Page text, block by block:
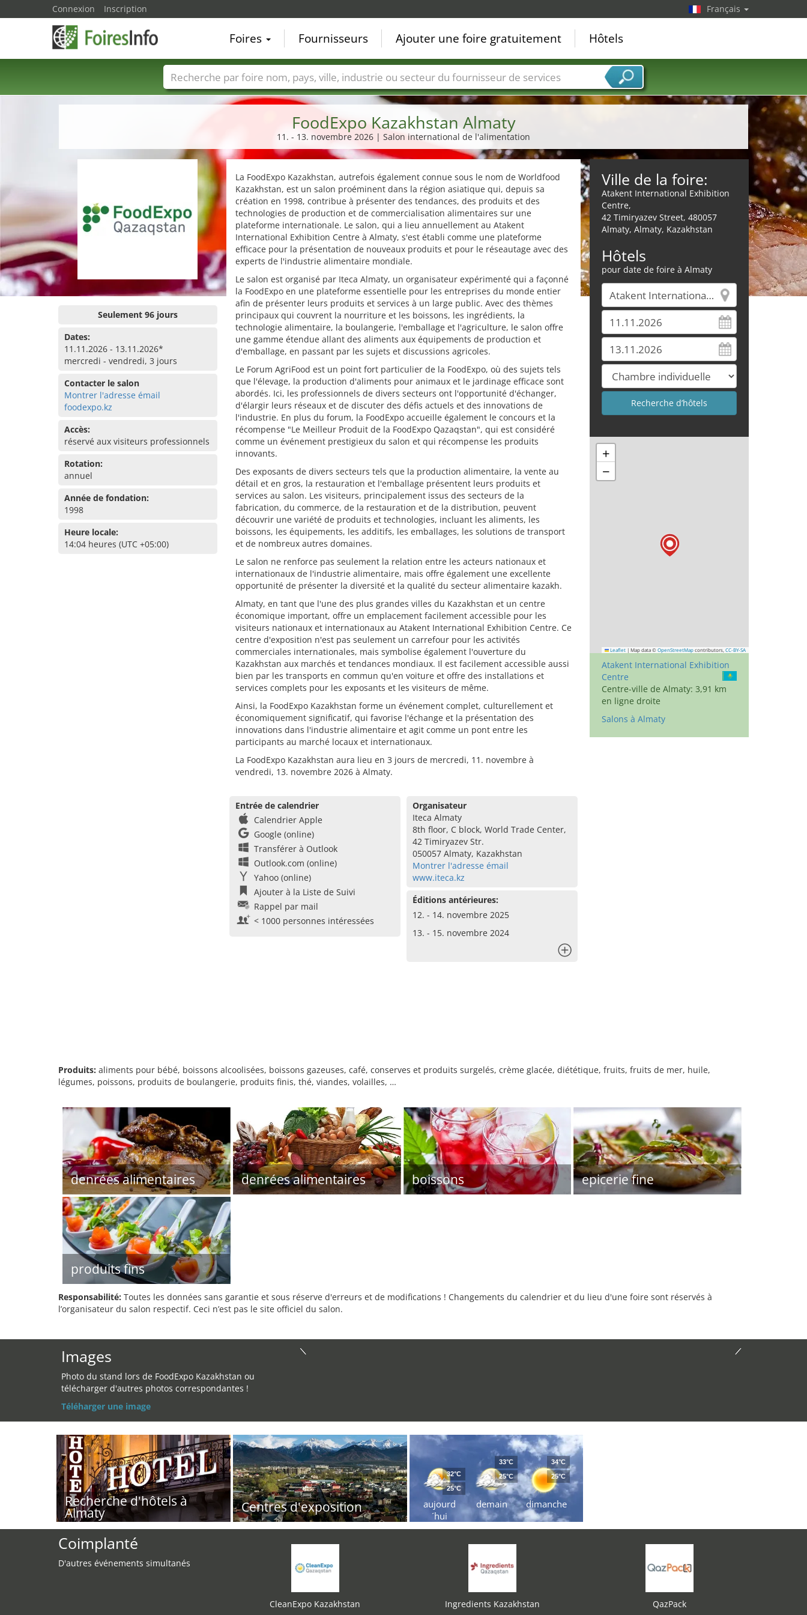
FoodExpo Kazakhstan Almaty
11. - 13. novembre 2026 | Salon international de l'alimentation
Seulement 96 jours
Dates:
11.11.2026 - 13.11.2026*
mercredi - vendredi, 3 jours
Contacter le salon
Montrer l'adresse émail
foodexpo.kz
Accès:
réservé aux visiteurs professionnels
Rotation:
annuel
Année de fondation:
1998
Heure locale:
14:04 heures (UTC +05:00)
La FoodExpo Kazakhstan, autrefois également connue sous le nom de Worldfood
Kazakhstan, est un salon proéminent dans la région asiatique qui, depuis sa
création en 1998, contribue à présenter des tendances, des produits et des
technologies de production et de commercialisation alimentaires sur une
plateforme internationale. Le salon, qui a lieu annuellement au Atakent
International Exhibition Centre à Almaty, s'est établi comme une plateforme
efficace pour la présentation de nouveaux produits et pour le réseautage avec des
experts de l'industrie alimentaire mondiale.
Le salon est organisé par Iteca Almaty, un organisateur expérimenté qui a façonné
la FoodExpo en une plateforme essentielle pour les entreprises du monde entier
afin de présenter leurs produits et services à un large public. Avec des thèmes
principaux qui couvrent la nourriture et les boissons, les ingrédients, la
technologie alimentaire, la boulangerie, l'emballage et l'agriculture, le salon offre
une gamme étendue allant des aliments aux équipements de production et
d'emballage, en passant par les sujets et discussions agricoles.
Le Forum AgriFood est un point fort particulier de la FoodExpo, où des sujets tels
que l'élevage, la production d'aliments pour animaux et le jardinage efficace sont
abordés. Ici, les professionnels de divers secteurs ont l'opportunité d'échanger,
d'élargir leurs réseaux et de discuter des défis actuels et des innovations de
l'industrie. En plus du forum, la FoodExpo accueille également le concours et la
récompense "Le Meilleur Produit de la FoodExpo Qazaqstan", qui est considéré
comme un événement prestigieux du salon et qui récompense les produits
innovants.
Des exposants de divers secteurs tels que la production alimentaire, la vente au
détail et en gros, la restauration et l'emballage présentent leurs produits et
services au salon. Les visiteurs, principalement issus des secteurs de la
fabrication, du commerce, de la restauration et de la distribution, peuvent
découvrir une variété de produits et technologies, incluant les aliments, les
boissons, les équipements, les additifs, les emballages, les solutions de transport
et de nombreux autres domaines.
Le salon ne renforce pas seulement la relation entre les acteurs nationaux et
internationaux de l'industrie alimentaire, mais offre également une excellente
opportunité de présenter la diversité et la qualité du secteur alimentaire kazakh.
Almaty, en tant que l'une des plus grandes villes du Kazakhstan et un centre
économique important, offre un emplacement facilement accessible pour les
visiteurs nationaux et internationaux au Atakent International Exhibition Centre. Ce
centre d'exposition n'est pas seulement un carrefour pour les activités
commerciales internationales, mais symbolise également l'ouverture du
Kazakhstan aux marchés et tendances mondiaux. Il est facilement accessible aussi
bien par les transports en commun qu'en voiture et offre des installations et
services complets pour les exposants et les visiteurs de même.
Ainsi, la FoodExpo Kazakhstan forme un événement complet, culturellement et
économiquement significatif, qui favorise l'échange et la présentation des
innovations dans l'industrie alimentaire et agit comme un pont entre les
participants au marché locaux et internationaux.
La FoodExpo Kazakhstan aura lieu en 3 jours de mercredi, 11. novembre à
vendredi, 13. novembre 2026 à Almaty.
Entrée de calendrier
Calendrier Apple
Google (online)
Transférer à Outlook
Outlook.com (online)
Yahoo (online)
Ajouter à la Liste de Suivi
Rappel par mail
< 1000 personnes intéressées
Organisateur
Iteca Almaty
8th floor, C block, World Trade Center,
42 Timiryazev Str.
050057 Almaty, Kazakhstan
Montrer l'adresse émail
www.iteca.kz
Éditions antérieures:
12. - 14. novembre 2025
13. - 15. novembre 2024
Ville de la foire:
Atakent International Exhibition
Centre,
42 Timiryazev Street, 480057
Almaty, Almaty, Kazakhstan
Hôtels
pour date de foire à Almaty
+
−
Leaflet | Map data © OpenStreetMap contributors, CC-BY-SA
Atakent International Exhibition
Centre
Centre-ville de Almaty: 3,91 km
en ligne droite
Salons à Almaty
Produits: aliments pour bébé, boissons alcoolisées, boissons gazeuses, café, conserves et produits surgelés, crème glacée, diététique, fruits, fruits de mer, huile,
légumes, poissons, produits de boulangerie, produits finis, thé, viandes, volailles, …
denrées alimentaires denrées alimentaires boissons epicerie fine
produits fins
Responsabilité: Toutes les données sans garantie et sous réserve d'erreurs et de modifications ! Changements du calendrier et du lieu d'une foire sont réservés à
l’organisateur du salon respectif. Ceci n’est pas le site officiel du salon.
Images
Photo du stand lors de FoodExpo Kazakhstan ou
télécharger d'autres photos correspondantes !
Téléharger une image
Recherche d'hôtels à
Almaty Centres d'exposition
aujourd
´hui
32°C
25°C
demain
33°C
25°C
dimanche
34°C
25°C
Coimplanté
D'autres événements simultanés
CleanExpo Kazakhstan Ingredients Kazakhstan QazPack
Connexion Inscription Français
Foires Fournisseurs Ajouter une foire gratuitement Hôtels
Foire noms Pays Villes Secteurs de foire Secteurs du fournisseur de services